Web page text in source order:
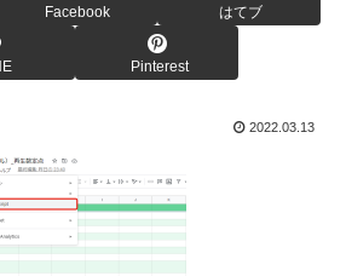
Facebook はてブ
Pinterest
2022.03.13